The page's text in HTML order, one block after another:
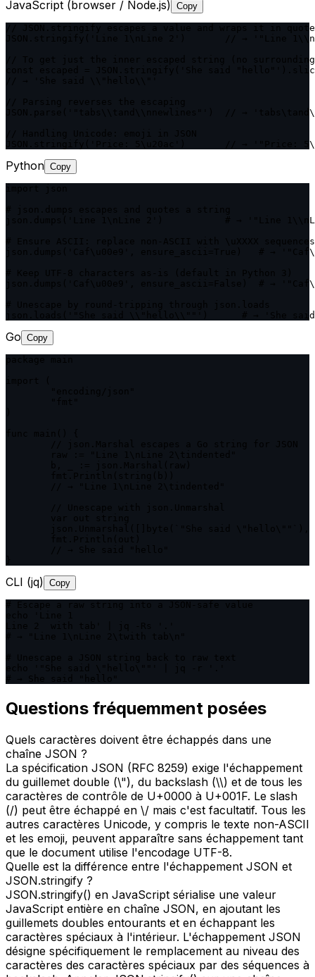
JavaScript (browser / Node.js) Copy
// JSON.stringify escapes a value and wraps it in
JSON.stringify('Line 1\nLine 2')       // → '"Line
// To get just the inner escaped string (no
const escaped = JSON.stringify('She said
JSON.parse('"tabs\\tand\\nnewlines"')  // →
JSON.stringify('Price: 5\u20ac')       // → '"Price:
Python Copy
json.dumps('Line 1\nLine 2')           # → '"Line
# Ensure ASCII: replace non-ASCII with \uXXXX sequences
json.dumps('Caf\u00e9', ensure_ascii=True)   # →
json.dumps('Caf\u00e9', ensure_ascii=False)  # →
json.loads('"She said \\"hello\\""')      # → 'She
Go Copy
CLI (jq) Copy
Questions fréquemment posées
Quels caractères doivent être échappés dans une
chaîne JSON ?
La spécification JSON (RFC 8259) exige l'échappement
du guillemet double (\"), du backslash (\\) et de tous les
caractères de contrôle de U+0000 à U+001F. Le slash
(/) peut être échappé en \/ mais c'est facultatif. Tous les
autres caractères Unicode, y compris le texte non-ASCII
et les emoji, peuvent apparaître sans échappement tant
que le document utilise l'encodage UTF-8.
Quelle est la différence entre l'échappement JSON et
JSON.stringify ?
JSON.stringify() en JavaScript sérialise une valeur
JavaScript entière en chaîne JSON, en ajoutant les
guillemets doubles entourants et en échappant les
caractères spéciaux à l'intérieur. L'échappement JSON
désigne spécifiquement le remplacement au niveau des
caractères des caractères spéciaux par des séquences à